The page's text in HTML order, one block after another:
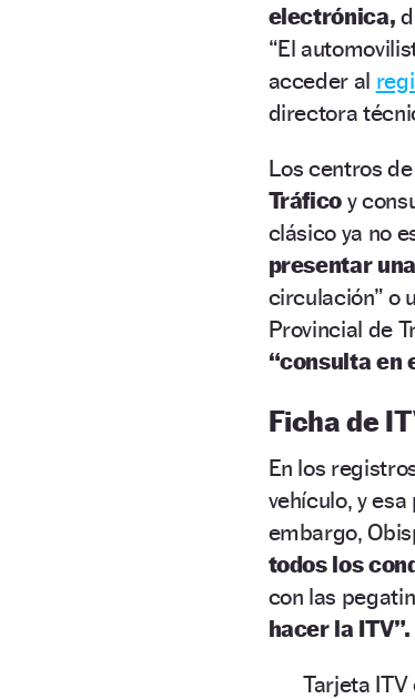
electrónica,
“El
acceder al
directora
Los centros
Tráfico y
clásico ya no
presentar
circulación” o
Provincial de
“consulta en
Ficha de
En los
vehículo, y
embargo,
todos los
con las
hacer la ITV”.
Tarjeta